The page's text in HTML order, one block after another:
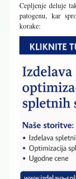
Cepljenje deluje
patogenu, kar
korake: